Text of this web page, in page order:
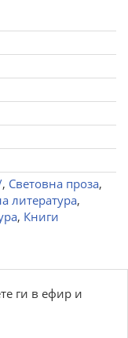
, Световна проза,
литература,
, Книги
ги в ефир и